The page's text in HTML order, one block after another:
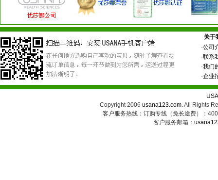
关于
·公司
·联系
·我们
·企业
Copyright 2006 usana123.com. All Rights
客户服务热线：订购专线（免长途费）：
客户服务邮箱：